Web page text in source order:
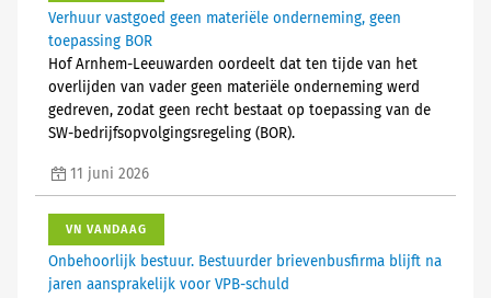
Verhuur vastgoed geen materiële onderneming, geen
toepassing BOR
Hof Arnhem-Leeuwarden oordeelt dat ten tijde van het
overlijden van vader geen materiële onderneming werd
gedreven, zodat geen recht bestaat op toepassing van de
SW-bedrijfsopvolgingsregeling (BOR).
11 juni 2026
VN VANDAAG
Onbehoorlijk bestuur. Bestuurder brievenbusfirma blijft na
jaren aansprakelijk voor VPB-schuld